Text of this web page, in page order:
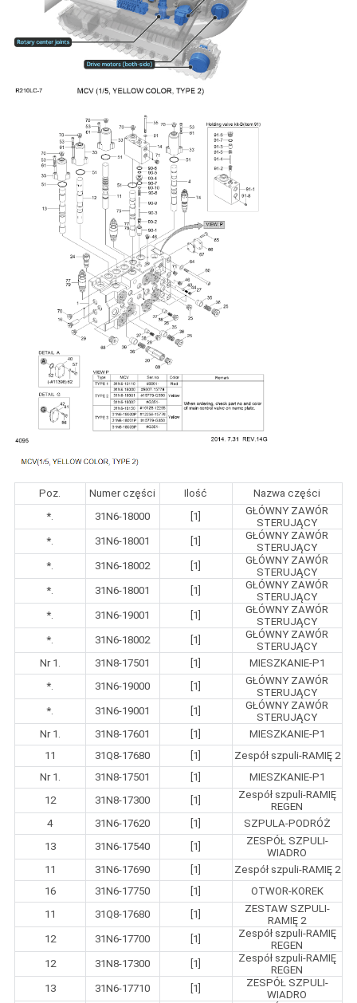
Poz. Numer części Ilość
Nazwa części
*.
31N6-18000 [1]
GŁÓWNY ZAWÓR
STERUJĄCY
*.
31N6-18001 [1]
GŁÓWNY ZAWÓR
STERUJĄCY
*.
31N6-18002 [1]
GŁÓWNY ZAWÓR
STERUJĄCY
*.
31N6-18001 [1]
GŁÓWNY ZAWÓR
STERUJĄCY
*.
31N6-19001 [1]
GŁÓWNY ZAWÓR
STERUJĄCY
*.
31N6-18002 [1]
GŁÓWNY ZAWÓR
STERUJĄCY
Nr 1.
31N8-17501 [1]
MIESZKANIE-P1
*.
31N6-19000 [1]
GŁÓWNY ZAWÓR
STERUJĄCY
*.
31N6-19001 [1]
GŁÓWNY ZAWÓR
STERUJĄCY
Nr 1.
31N8-17601 [1]
MIESZKANIE-P1
11
31Q8-17680 [1]
Zespół szpuli-RAMIĘ 2
Nr 1.
31N8-17501 [1]
MIESZKANIE-P1
12
31N8-17300 [1]
Zespół szpuli-RAMIĘ
REGEN
4
31N6-17620 [1]
SZPULA-PODRÓŻ
13
31N6-17540 [1]
ZESPÓŁ SZPULI-
WIADRO
11
31N6-17690 [1]
Zespół szpuli-RAMIĘ 2
16
31N6-17750 [1]
OTWOR-KOREK
11
31Q8-17680 [1]
ZESTAW SZPULI-
RAMIĘ 2
12
31N6-17700 [1]
Zespół szpuli-RAMIĘ
REGEN
12
31N8-17300 [1]
Zespół szpuli-RAMIĘ
REGEN
13
31N6-17710 [1]
ZESPÓŁ SZPULI-
WIADRO